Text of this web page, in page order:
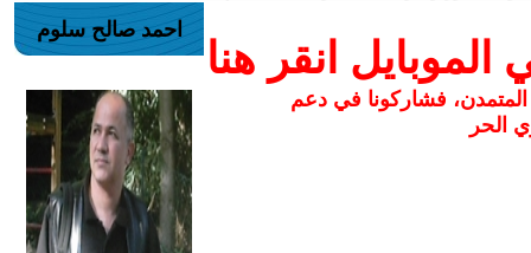
انقر هنا
المتمدن، فشاركونا في دعم
الحر
احمد صالح سلوم